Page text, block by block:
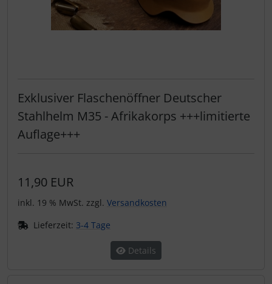
Exklusiver Flaschenöffner Deutscher
Stahlhelm M35 - Afrikakorps +++limitierte
Auflage+++
11,90 EUR
inkl. 19 % MwSt. zzgl. Versandkosten
Lieferzeit: 3-4 Tage
Details